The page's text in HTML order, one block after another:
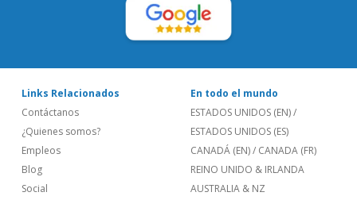
Links Relacionados
Contáctanos
¿Quienes somos?
Empleos
Blog
Social
En todo el mundo
ESTADOS UNIDOS (EN)/
ESTADOS UNIDOS (ES)
CANADÁ (EN)/ CANADA (FR)
REINO UNIDO & IRLANDA
AUSTRALIA & NZ